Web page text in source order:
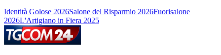
Identità Golose 2026Salone del Risparmio 2026Fuorisalone
2026L'Artigiano in Fiera 2025